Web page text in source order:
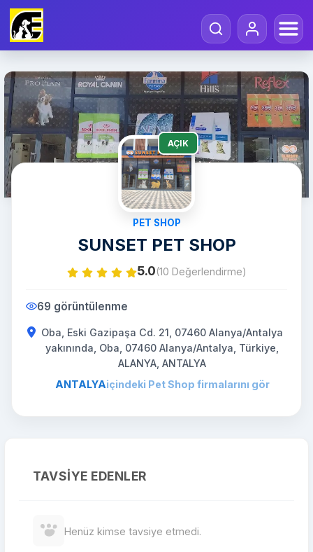
AÇIK
PET SHOP
SUNSET PET SHOP
5.0(10 Değerlendirme)
69 görüntülenme
Oba, Eski Gazipaşa Cd. 21, 07460 Alanya/Antalya
yakınında, Oba, 07460 Alanya/Antalya, Türkiye,
ALANYA, ANTALYA
ANTALYAiçindeki Pet Shop firmalarını gör
TAVSIYE EDENLER
Henüz kimse tavsiye etmedi.